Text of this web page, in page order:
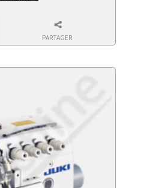
PARTAGER